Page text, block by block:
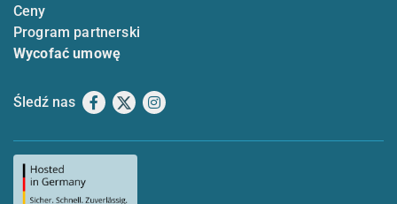
Ceny
Program partnerski
Wycofać umowę
Śledź nas Facebook
X Instagram